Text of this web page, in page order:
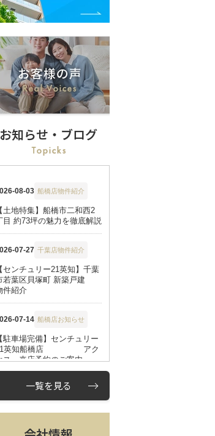
お知らせ・ブログ
一覧を見る